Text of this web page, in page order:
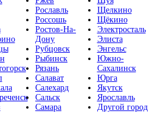
Рославль
Россошь
Ростов-На-
Дону
Рубцовск
Рыбинск
Рязань
Салават
Салехард
Сальск
Самара
Щелкино
Щёкино
Электросталь
Элиста
Энгельс
Южно-
Сахалинск
Юрга
Якутск
Ярославль
Другой город